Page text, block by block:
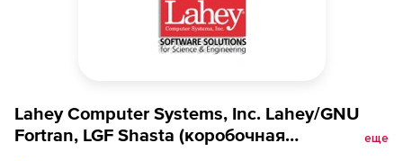
Lahey Computer Systems, Inc. Lahey/GNU
Fortran, LGF Shasta (коробочная
еще